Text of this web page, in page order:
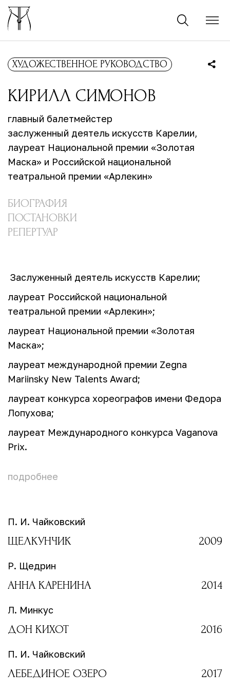
ХУДОЖЕСТВЕННОЕ РУКОВОДСТВО
КИРИЛЛ СИМОНОВ
главный балетмейстер
заслуженный деятель искусств Карелии,
лауреат Национальной премии «Золотая
Маска» и Российской национальной
театральной премии «Арлекин»
БИОГРАФИЯ
ПОСТАНОВКИ
РЕПЕРТУАР
Заслуженный деятель искусств Карелии;
лауреат Российской национальной
театральной премии «Арлекин»;
лауреат Национальной премии «Золотая
Маска»;
лауреат международной премии Zegna
Mariinsky New Talents Award;
лауреат конкурса хореографов имени Федора
Лопухова;
лауреат Международного конкурса Vaganova
Prix.
подробнее
П. И. Чайковский
ЩЕЛКУНЧИК 2009
Р. Щедрин
АННА КАРЕНИНА 2014
Л. Минкус
ДОН КИХОТ 2016
П. И. Чайковский
ЛЕБЕДИНОЕ ОЗЕРО 2017